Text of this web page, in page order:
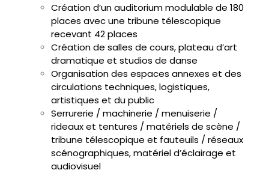
Création d’un auditorium modulable de 180
places avec une tribune télescopique
recevant 42 places
Création de salles de cours, plateau d’art
dramatique et studios de danse
Organisation des espaces annexes et des
circulations techniques, logistiques,
artistiques et du public
Serrurerie / machinerie / menuiserie /
rideaux et tentures / matériels de scène /
tribune télescopique et fauteuils / réseaux
scénographiques, matériel d’éclairage et
audiovisuel